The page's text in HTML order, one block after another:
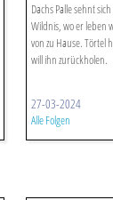
Dachs Palle sehnt
Wildnis, wo er leben
von zu Hause. Törtel
will ihn zurückholen.
27-03-2024
Alle Folgen